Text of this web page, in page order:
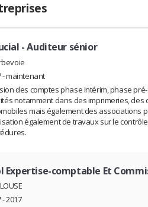
- Auditeur sénior
- maintenant
des comptes phase intérim, phase
notamment dans des imprimeries,
mais également des associations
également de travaux sur le
Expertise-comptable Et
- 2017